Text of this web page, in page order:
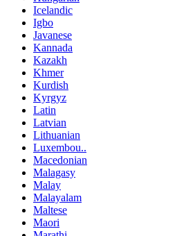
Icelandic
Igbo
Javanese
Kannada
Kazakh
Khmer
Kurdish
Kyrgyz
Latin
Latvian
Lithuanian
Luxembou..
Macedonian
Malagasy
Malay
Malayalam
Maltese
Maori